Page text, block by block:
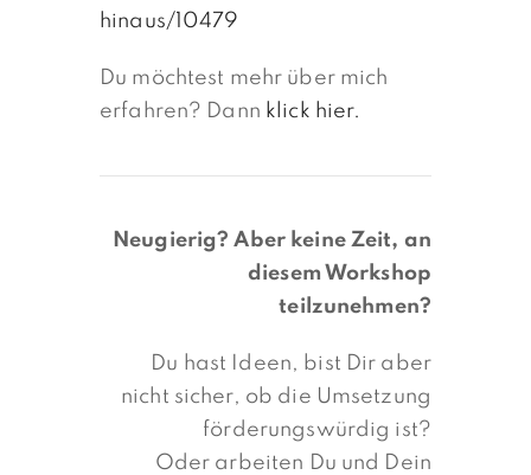
hinaus/10479
Du möchtest mehr über mich
erfahren? Dann klick hier.
Neugierig? Aber keine Zeit, an
diesem Workshop
teilzunehmen?
Du hast Ideen, bist Dir aber
nicht sicher, ob die Umsetzung
förderungswürdig ist?
Oder arbeiten Du und Dein